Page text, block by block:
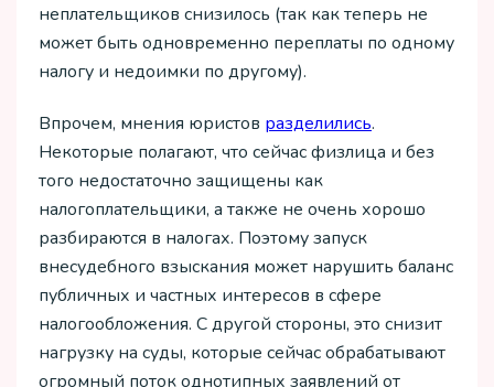
неплательщиков снизилось (так как теперь не
может быть одновременно переплаты по одному
налогу и недоимки по другому).
Впрочем, мнения юристов разделились.
Некоторые полагают, что сейчас физлица и без
того недостаточно защищены как
налогоплательщики, а также не очень хорошо
разбираются в налогах. Поэтому запуск
внесудебного взыскания может нарушить баланс
публичных и частных интересов в сфере
налогообложения. С другой стороны, это снизит
нагрузку на суды, которые сейчас обрабатывают
огромный поток однотипных заявлений от